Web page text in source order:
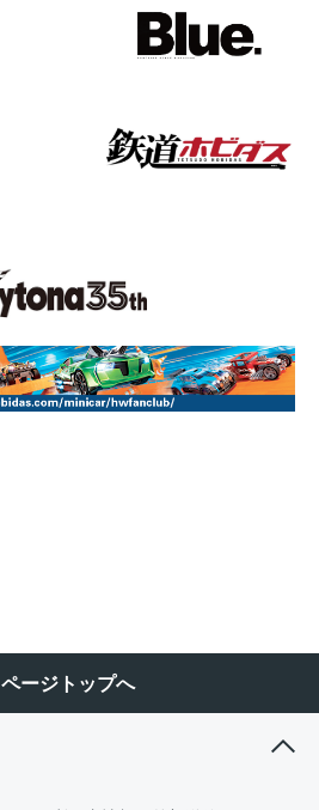
ページトップへ